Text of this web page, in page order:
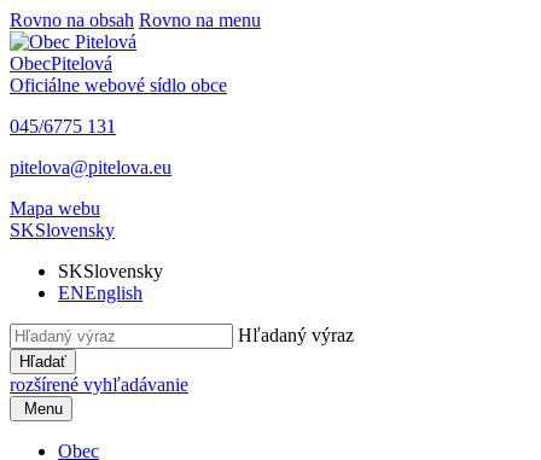
Rovno na obsah Rovno na menu
ObecPitelová
Oficiálne webové sídlo obce
045/6775 131
pitelova@pitelova.eu
Mapa webu
SKSlovensky
SKSlovensky
ENEnglish
Hľadaný výraz
Hľadať
rozšírené vyhľadávanie
Menu
Obec